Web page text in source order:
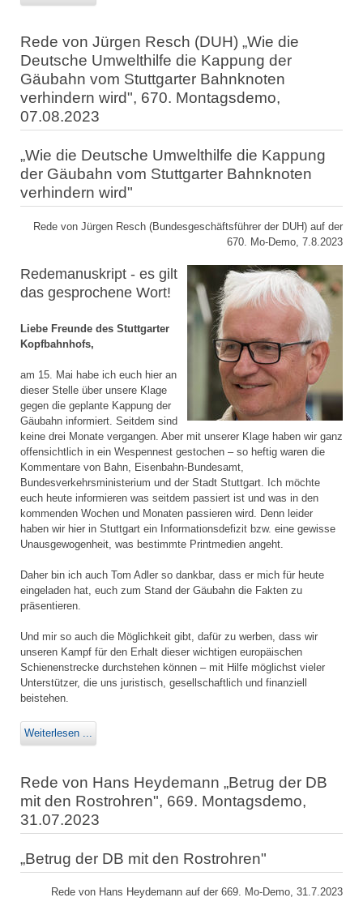
Rede von Jürgen Resch (DUH) „Wie die
Deutsche Umwelthilfe die Kappung der
Gäubahn vom Stuttgarter Bahnknoten
verhindern wird", 670. Montagsdemo,
07.08.2023
„Wie die Deutsche Umwelthilfe die Kappung
der Gäubahn vom Stuttgarter Bahnknoten
verhindern wird"
Rede von Jürgen Resch (Bundesgeschäftsführer der DUH) auf der
670. Mo-Demo, 7.8.2023
Redemanuskript - es gilt
das gesprochene Wort!
Liebe Freunde des Stuttgarter
Kopfbahnhofs,
am 15. Mai habe ich euch hier an
dieser Stelle über unsere Klage
gegen die geplante Kappung der
Gäubahn informiert. Seitdem sind
keine drei Monate vergangen. Aber mit unserer Klage haben wir ganz
offensichtlich in ein Wespennest gestochen – so heftig waren die
Kommentare von Bahn, Eisenbahn-Bundesamt,
Bundesverkehrsministerium und der Stadt Stuttgart. Ich möchte
euch heute informieren was seitdem passiert ist und was in den
kommenden Wochen und Monaten passieren wird. Denn leider
haben wir hier in Stuttgart ein Informationsdefizit bzw. eine gewisse
Unausgewogenheit, was bestimmte Printmedien angeht.
Daher bin ich auch Tom Adler so dankbar, dass er mich für heute
eingeladen hat, euch zum Stand der Gäubahn die Fakten zu
präsentieren.
Und mir so auch die Möglichkeit gibt, dafür zu werben, dass wir
unseren Kampf für den Erhalt dieser wichtigen europäischen
Schienenstrecke durchstehen können – mit Hilfe möglichst vieler
Unterstützer, die uns juristisch, gesellschaftlich und finanziell
beistehen.
Weiterlesen ...
Rede von Hans Heydemann „Betrug der DB
mit den Rostrohren", 669. Montagsdemo,
31.07.2023
„Betrug der DB mit den Rostrohren"
Rede von Hans Heydemann auf der 669. Mo-Demo, 31.7.2023